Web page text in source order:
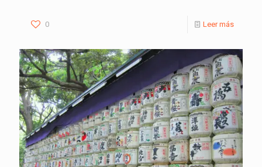
0 Leer más